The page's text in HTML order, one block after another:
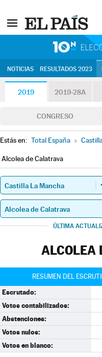
NOTICIAS RESULTADOS 2023
2019 2019-28A
CONGRESO
Estás en: Total España »
Alcolea de Calatrava
ÚLTIMA
ALCOLEA
RESUMEN DEL
Escrutado:
Votos contabilizados:
Abstenciones:
Votos nulos:
Votos en blanco: